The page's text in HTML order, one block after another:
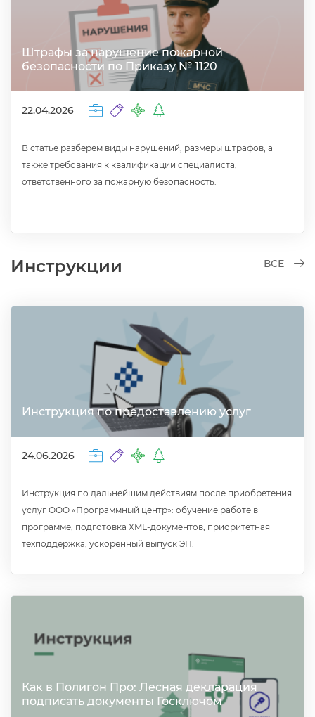
Штрафы за нарушение пожарной
езопасности по Приказу № 1120
22.04.2026
статье разберем виды нарушений, размеры штрафов, а
также требования к квалификации специалиста,
ответственного за пожарную безопасность.
Инструкции СЕ
Инструкция по предоставлению услу
24.06.2026
Инструкция по дальнейшим действиям после приобретения
услуг ООО «Программный центр»: обучение работе
программе, подготовка XML-документов, приоритетная
техподдержка, ускоренный выпуск ЭП.
Как в Полигон Про: Лесная декларация
подписать документы Госключом